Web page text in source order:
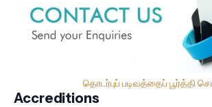
தொடர்புப் படிவத்தைப் பூர்த்தி
Accreditions